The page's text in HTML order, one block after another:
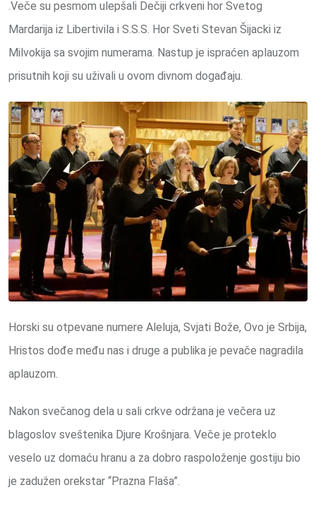
.Veče su pesmom ulepšali Dečiji crkveni hor Svetog
Mardarija iz Libertivila i S.S.S. Hor Sveti Stevan Šijacki iz
Milvokija sa svojim numerama. Nastup je ispraćen aplauzom
prisutnih koji su uživali u ovom divnom događaju.
Horski su otpevane numere Aleluja, Svjati Bože, Ovo je Srbija,
Hristos dođe među nas i druge a publika je pevače nagradila
aplauzom.
Nakon svečanog dela u sali crkve održana je večera uz
blagoslov sveštenika Djure Krošnjara. Veče je proteklo
veselo uz domaću hranu a za dobro raspoloženje gostiju bio
je zadužen orekstar “Prazna Flaša”.